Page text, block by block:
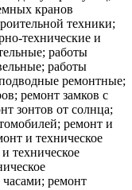
кранов
техники;
технические и
работы
работы
ремонтные;
ремонт замков с
зонтов от солнца;
ремонт и
и техническое
техническое
ремонт